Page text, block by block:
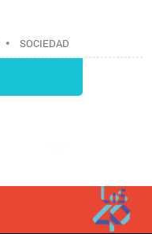
• SOCIEDAD